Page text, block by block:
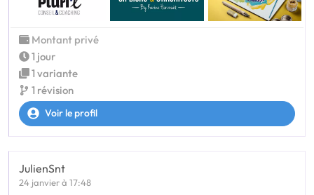
Montant privé
1 jour
1 variante
1 révision
Voir le profil
JulienSnt
24 janvier à 17:48